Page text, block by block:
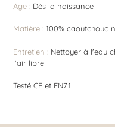
Age : Dès la naissance
Matière : 100% caoutchouc
Entretien : Nettoyer à l'eau
l'air libre
Testé CE et EN71